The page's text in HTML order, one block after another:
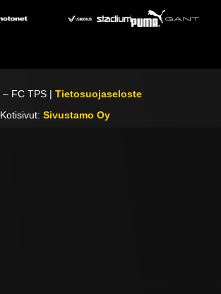
– FC TPS |Tietosuojaseloste
Kotisivut: Sivustamo Oy